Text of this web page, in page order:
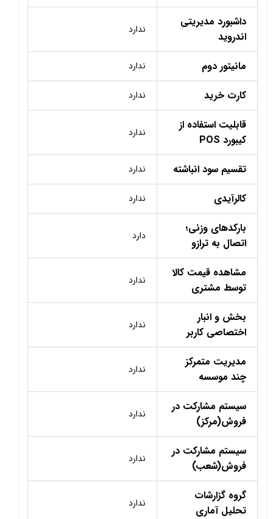
داشبورد مدیریتی
اندروید
ندارد
مانیتور دوم ندارد
کارت خرید ندارد
قابلیت استفاده از
کیبورد POS
ندارد
تقسیم سود انباشته ندارد
کالرآیدی ندارد
بارکدهای وزنی؛
اتصال به ترازو
دارد
مشاهده قیمت کالا
توسط مشتری
ندارد
بخش و انبار
اختصاصی کاربر
ندارد
مدیریت متمرکز
چند موسسه
ندارد
سیستم مشارکت در
فروش(مرکز)
ندارد
سیستم مشارکت در
فروش(شعب)
ندارد
گروه گزارشات
تحلیل آماری
ندارد